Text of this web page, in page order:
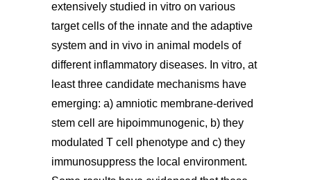
extensively studied in vitro on various
target cells of the innate and the adaptive
system and in vivo in animal models of
different inflammatory diseases. In vitro, at
least three candidate mechanisms have
emerging: a) amniotic membrane-derived
stem cell are hipoimmunogenic, b) they
modulated T cell phenotype and c) they
immunosuppress the local environment.